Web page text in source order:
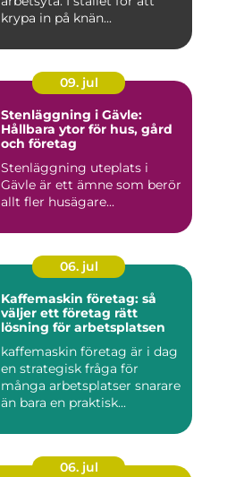
krypa in på knän...
09. jul
Stenläggning i Gävle:
Hållbara ytor för hus, gård
och företag
Stenläggning uteplats i
Gävle är ett ämne som berör
allt fler husägare...
06. jul
Kaffemaskin företag: så
väljer ett företag rätt
lösning för arbetsplatsen
kaffemaskin företag är i dag
en strategisk fråga för
många arbetsplatser snarare
än bara en praktisk...
06. jul